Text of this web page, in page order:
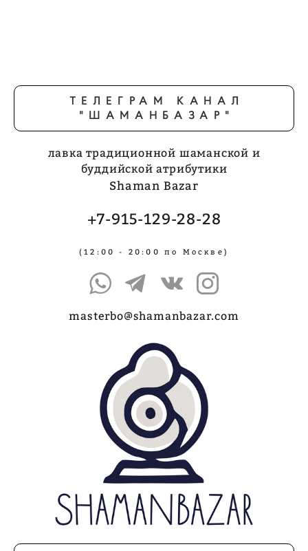
ТЕЛЕГРАМ КАНАЛ
"ШАМАНБАЗАР"
лавка традиционной шаманской и
буддийской атрибутики
Shaman Bazar
+7-915-129-28-28
(12:00 - 20:00 по Москве)
masterbo@shamanbazar.com